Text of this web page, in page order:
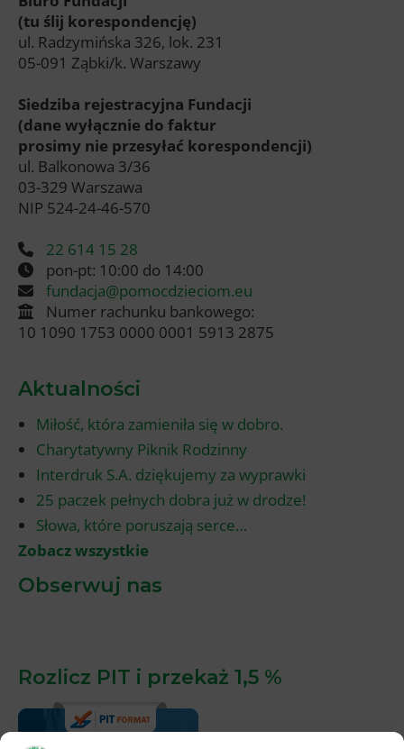
(tu ślij korespondencję)
ul. Radzymińska 326, lok. 231
05-091 Ząbki/k. Warszawy
Siedziba rejestracyjna Fundacji
(dane wyłącznie do faktur
prosimy nie przesyłać korespondencji)
ul. Balkonowa 3/36
03-329 Warszawa
NIP 524-24-46-570
22 614 15 28
pon-pt: 10:00 do 14:00
fundacja@pomocdzieciom.eu
Numer rachunku bankowego:
10 1090 1753 0000 0001 5913 2875
Aktualności
Miłość, która zamieniła się w dobro.
Charytatywny Piknik Rodzinny
Interdruk S.A. dziękujemy za wyprawki
25 paczek pełnych dobra już w drodze!
Słowa, które poruszają serce…
Zobacz wszystkie
Obserwuj nas
Rozlicz PIT i przekaż 1,5 %